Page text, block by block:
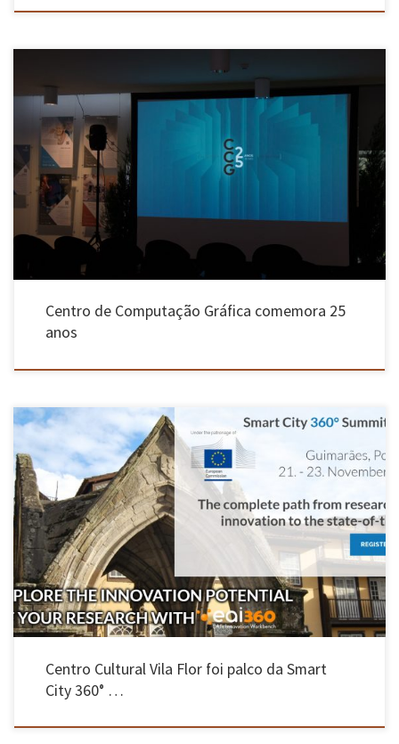
Iniciativas contaram com mais de 300 participantes e convidados da indústria, academia e
do Governo. As comemorações do 25º aniversário do Centro de Computação Gráfica (CCG)
incluíram a discussão de vários tópicos tecnológicos do momento e a apresentação das
próprias tecnologias desenvolvidas, por intermédio dos seus investigadores, incluindo a
visão […]
Centro de Computação Gráfica comemora 25
anos
Sessão de abertura contou com as presenças do Secretário de Estado, José Mendes, da Chefe
da Representação da Comissão Europeia em Portugal, Sofia Colares Alves e do Vereador da
Câmara Municipal, Ricardo Costa. A IV edição da Smart City 360° Summit 2018, organizada
pelo Município de Guimarães, Universidade do Minho […]
Centro Cultural Vila Flor foi palco da Smart
City 360° …